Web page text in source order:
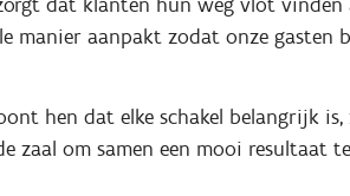
manier aanpakt zodat onze gasten
hen dat elke schakel belangrijk is,
zaal om samen een mooi resultaat